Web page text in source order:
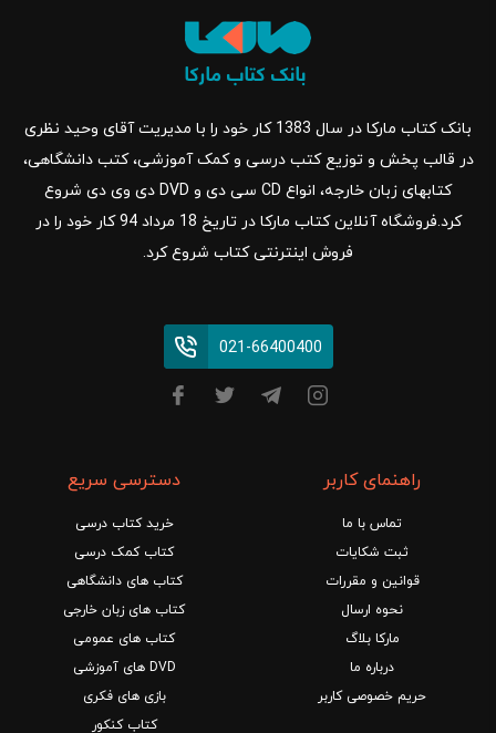
بانک کتاب مارکا در سال 1383 کار خود را با مدیریت آقای وحید نظری
در قالب پخش و توزیع کتب درسی و کمک آموزشی، کتب دانشگاهی،
کتابهای زبان خارجه، انواع CD سی دی و DVD دی وی دی شروع
کرد.فروشگاه آنلاین کتاب مارکا در تاریخ 18 مرداد 94 کار خود را در
فروش اینترنتی کتاب شروع کرد.
021-66400400
راهنمای کاربر
تماس با ما
ثبت شکایات
قوانین و مقررات
نحوه ارسال
مارکا بلاگ
درباره ما
حریم خصوصی کاربر
دسترسی سریع
خرید کتاب درسی
کتاب کمک درسی
کتاب های دانشگاهی
کتاب های زبان خارجی
کتاب های عمومی
DVD های آموزشی
بازی های فکری
کتاب کنکور